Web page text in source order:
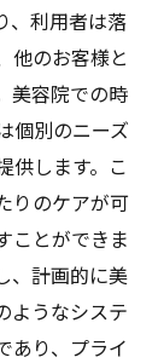
、利用者は落
他のお客様と
美容院での時
個別のニーズ
供します。こ
りのケアが可
ことができま
、計画的に美
ようなシステ
あり、プライ